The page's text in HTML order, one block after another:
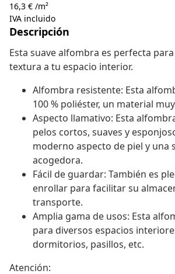
16,3 € /m²
IVA incluido
Descripción
Esta suave alfombra es perfecta
textura a tu espacio interior.
Alfombra resistente: Esta
100 % poliéster, un material
Aspecto llamativo: Esta
pelos cortos, suaves y
moderno aspecto de piel y una
acogedora.
Fácil de guardar: También es
enrollar para facilitar su
transporte.
Amplia gama de usos: Esta
para diversos espacios
dormitorios, pasillos, etc.
Atención: